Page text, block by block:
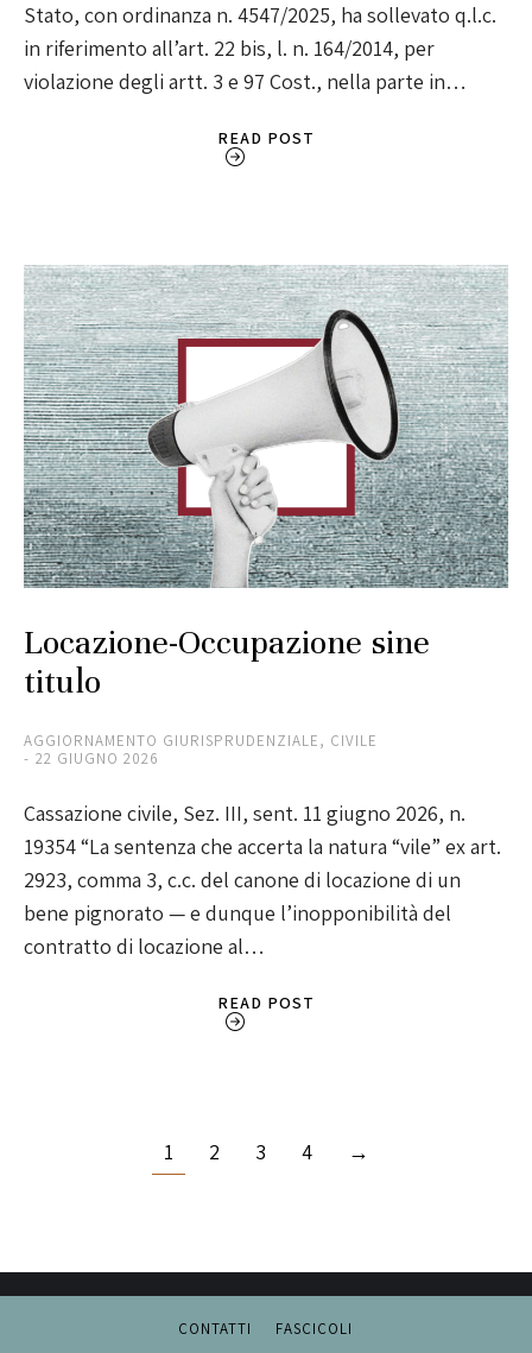
Stato, con ordinanza n. 4547/2025, ha sollevato q.l.c.
in riferimento all’art. 22 bis, l. n. 164/2014, per
violazione degli artt. 3 e 97 Cost., nella parte in…
READ POST
Locazione-Occupazione sine
titulo
AGGIORNAMENTO GIURISPRUDENZIALE, CIVILE
22 GIUGNO 2026
Cassazione civile, Sez. III, sent. 11 giugno 2026, n.
19354 “La sentenza che accerta la natura “vile” ex art.
2923, comma 3, c.c. del canone di locazione di un
bene pignorato — e dunque l’inopponibilità del
contratto di locazione al…
READ POST
1 2 3 4 →
CONTATTI FASCICOLI